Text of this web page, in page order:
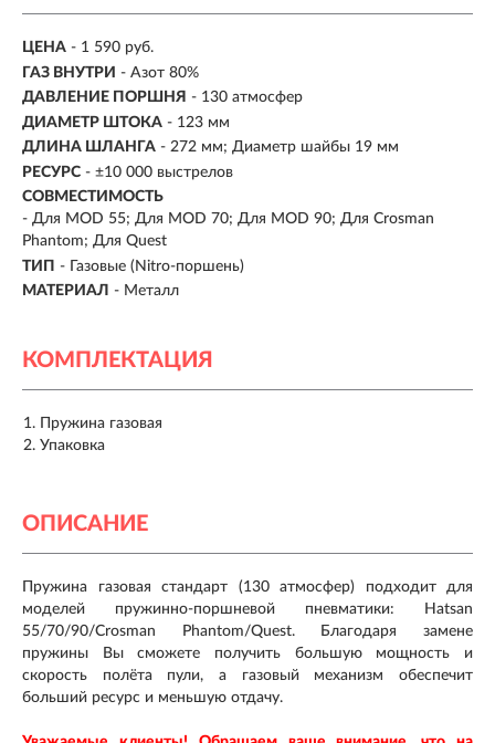
ЦЕНА - 1 590 руб.
ГАЗ ВНУТРИ - Азот 80%
ДАВЛЕНИЕ ПОРШНЯ - 130 атмосфер
ДИАМЕТР ШТОКА - 123 мм
ДЛИНА ШЛАНГА - 272 мм; Диаметр шайбы 19 мм
РЕСУРС - ±10 000 выстрелов
СОВМЕСТИМОСТЬ
- Для MOD 55; Для MOD 70; Для MOD 90; Для Crosman
Phantom; Для Quest
ТИП - Газовые (Nitro-поршень)
МАТЕРИАЛ - Металл
КОМПЛЕКТАЦИЯ
Пружина газовая
Упаковка
ОПИСАНИЕ
Пружина газовая стандарт (130 атмосфер) подходит для
моделей пружинно-поршневой пневматики: Hatsan
55/70/90/Crosman Phantom/Quest. Благодаря замене
пружины Вы сможете получить большую мощность и
скорость полёта пули, а газовый механизм обеспечит
больший ресурс и меньшую отдачу.